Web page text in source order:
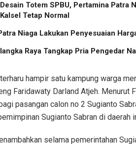
Totem SPBU, Pertamina Patra
Tetap Normal
Niaga Lakukan Penyesuaian
Raya Tangkap Pria Pengedar
hampir satu kampung warga
Faridawaty Darland Atjeh. Menurut
pasangan calon no 2 Sugianto
Sugianto Sabran di daerah
selama pemerintahan